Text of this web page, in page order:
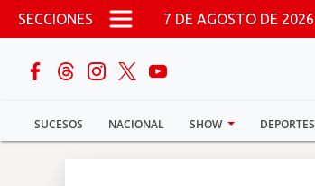
Pasar al contenido principal
SECCIONES 7 DE AGOSTO DE 2026
SUCESOS NACIONAL SHOW DEPORTES
buscar
Sucesos